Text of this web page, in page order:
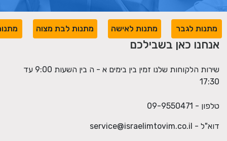
מתנות לגבר מתנות לאישה מתנות לבת מצוה
אנחנו כאן בשבילכם
שירות הלקוחות שלנו זמין בין בימים א - ה בין השעות 9:00 עד
17:30
טלפון - 09-9550471
דוא"ל - service@israelimtovim.co.il